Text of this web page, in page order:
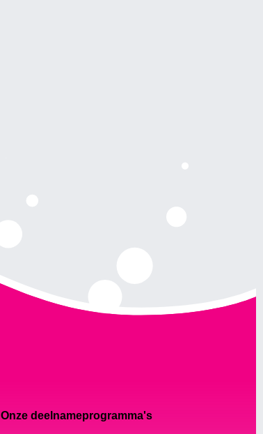
Onze deelnameprogramma's